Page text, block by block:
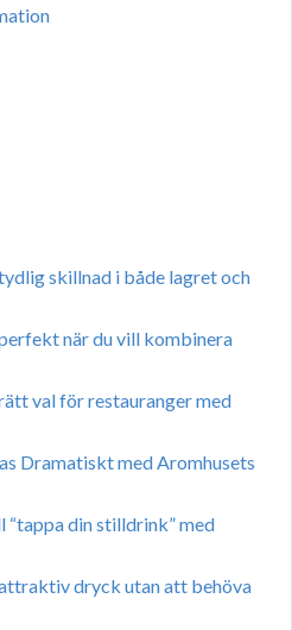
skillnad i både lagret och
när du vill kombinera
val för restauranger med
Dramatiskt med Aromhusets
“tappa din stilldrink” med
dryck utan att behöva